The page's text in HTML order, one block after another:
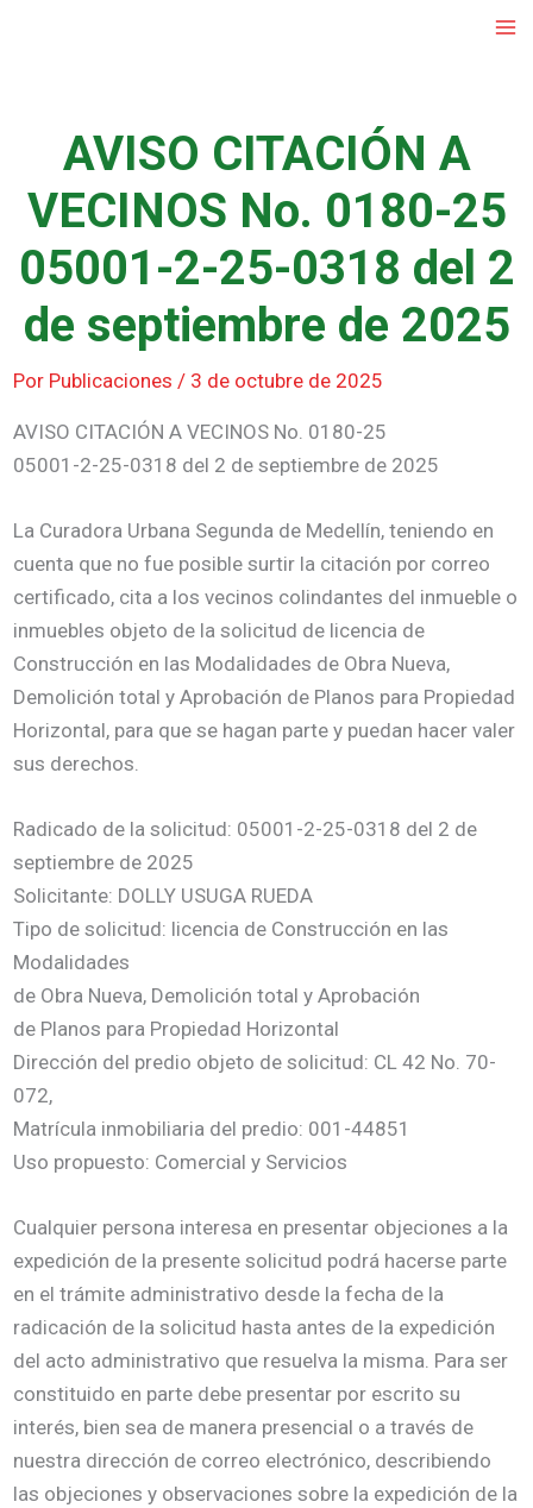
AVISO CITACIÓN A
VECINOS No. 0180-25
05001-2-25-0318 del 2
de septiembre de 2025
Por Publicaciones / 3 de octubre de 2025
AVISO CITACIÓN A VECINOS No. 0180-25
05001-2-25-0318 del 2 de septiembre de 2025
La Curadora Urbana Segunda de Medellín, teniendo en
cuenta que no fue posible surtir la citación por correo
certificado, cita a los vecinos colindantes del inmueble o
inmuebles objeto de la solicitud de licencia de
Construcción en las Modalidades de Obra Nueva,
Demolición total y Aprobación de Planos para Propiedad
Horizontal, para que se hagan parte y puedan hacer valer
sus derechos.
Radicado de la solicitud: 05001-2-25-0318 del 2 de
septiembre de 2025
Solicitante: DOLLY USUGA RUEDA
Tipo de solicitud: licencia de Construcción en las
Modalidades
de Obra Nueva, Demolición total y Aprobación
de Planos para Propiedad Horizontal
Dirección del predio objeto de solicitud: CL 42 No. 70-
072,
Matrícula inmobiliaria del predio: 001-44851
Uso propuesto: Comercial y Servicios
Cualquier persona interesa en presentar objeciones a la
expedición de la presente solicitud podrá hacerse parte
en el trámite administrativo desde la fecha de la
radicación de la solicitud hasta antes de la expedición
del acto administrativo que resuelva la misma. Para ser
constituido en parte debe presentar por escrito su
interés, bien sea de manera presencial o a través de
nuestra dirección de correo electrónico, describiendo
las objeciones y observaciones sobre la expedición de la